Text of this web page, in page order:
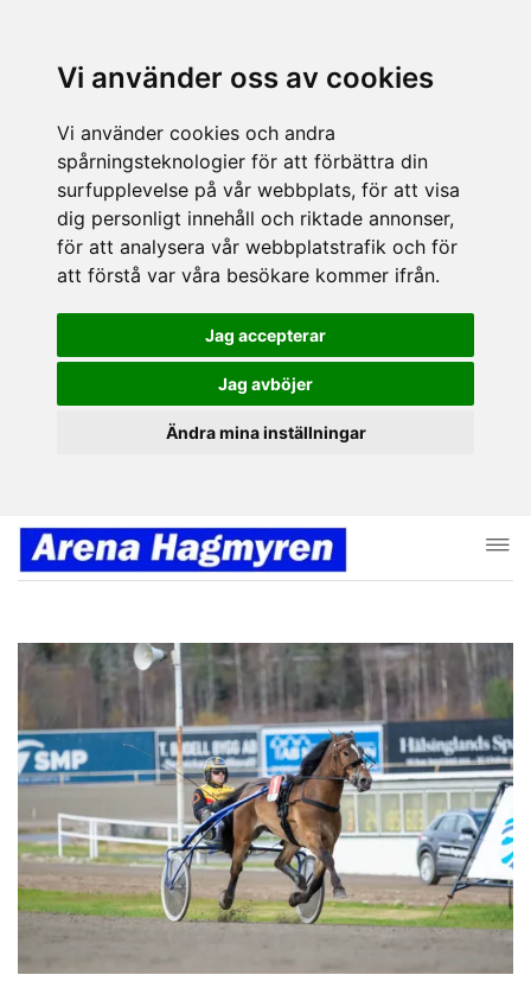
Vi använder oss av cookies
Vi använder cookies och andra
spårningsteknologier för att förbättra din
surfupplevelse på vår webbplats, för att visa
dig personligt innehåll och riktade annonser,
för att analysera vår webbplatstrafik och för
att förstå var våra besökare kommer ifrån.
Jag accepterar
Jag avböjer
Ändra mina inställningar